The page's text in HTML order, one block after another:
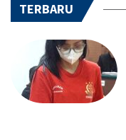
TERBARU